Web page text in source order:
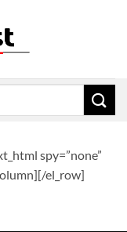
spy=”none”
el_row]